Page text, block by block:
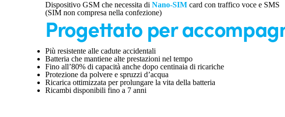
Dispositivo GSM che necessita di Nano-SIM card con traffico voce e SMS
(SIM non compresa nella confezione)
Progettato per
Più resistente alle cadute accidentali
Batteria che mantiene alte prestazioni nel tempo
Fino all’80% di capacità anche dopo centinaia di ricariche
Protezione da polvere e spruzzi d’acqua
Ricarica ottimizzata per prolungare la vita della batteria
Ricambi disponibili fino a 7 anni